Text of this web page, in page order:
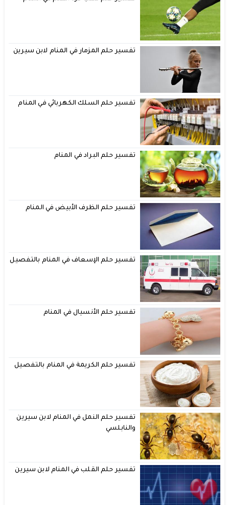
تفسير حلم المزمار في المنام لابن سيرين
تفسير حلم السلك الكهربائي في المنام
تفسير حلم البراد في المنام
تفسير حلم الظرف الأبيض في المنام
تفسير حلم الإسعاف في المنام بالتفصيل
تفسير حلم الأنسيال في المنام
تفسير حلم الكريمة في المنام بالتفصيل
تفسير حلم النمل في المنام لابن سيرين
والنابلسي
تفسير حلم القلب في المنام لابن سيرين